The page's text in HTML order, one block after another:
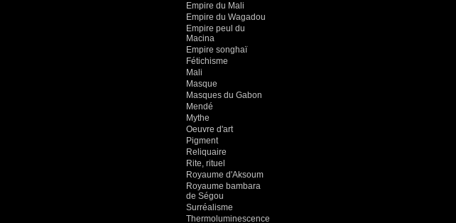
Empire du Mali
Empire du Wagadou
Empire peul du
Macina
Empire songhaï
Fétichisme
Mali
Masque
Masques du Gabon
Mendé
Mythe
Oeuvre d'art
Pigment
Reliquaire
Rite, rituel
Royaume d'Aksoum
Royaume bambara
de Ségou
Surréalisme
Thermoluminescence